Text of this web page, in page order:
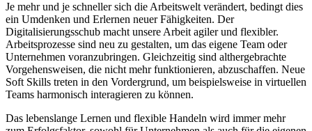
Je mehr und je schneller sich die Arbeitswelt verändert, bedingt dies
ein Umdenken und Erlernen neuer Fähigkeiten. Der
Digitalisierungsschub macht unsere Arbeit agiler und flexibler.
Arbeitsprozesse sind neu zu gestalten, um das eigene Team oder
Unternehmen voranzubringen. Gleichzeitig sind althergebrachte
Vorgehensweisen, die nicht mehr funktionieren, abzuschaffen. Neue
Soft Skills treten in den Vordergrund, um beispielsweise in virtuellen
Teams harmonisch interagieren zu können.
Das lebenslange Lernen und flexible Handeln wird immer mehr